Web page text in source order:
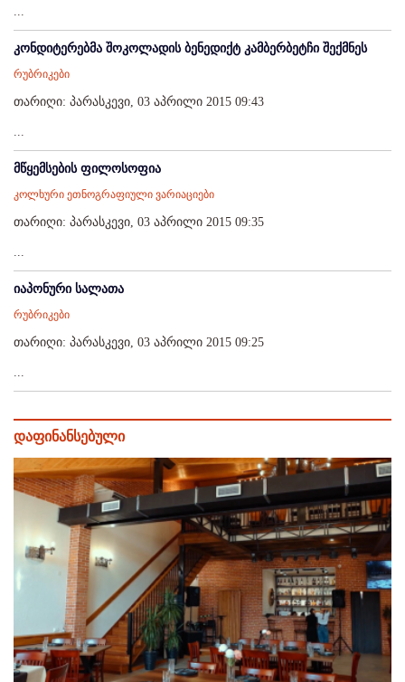
...
კონდიტერებმა შოკოლადის ბენედიქტ კამბერბეტჩი შექმნეს
რუბრიკები
თარიღი: პარასკევი, 03 აპრილი 2015 09:43
...
მწყემსების ფილოსოფია
კოლხური ეთნოგრაფიული ვარიაციები
თარიღი: პარასკევი, 03 აპრილი 2015 09:35
...
იაპონური სალათა
რუბრიკები
თარიღი: პარასკევი, 03 აპრილი 2015 09:25
...
დაფინანსებული